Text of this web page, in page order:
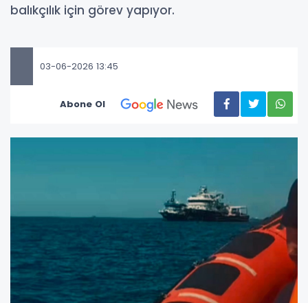
balıkçılık için görev yapıyor.
03-06-2026 13:45
Abone Ol